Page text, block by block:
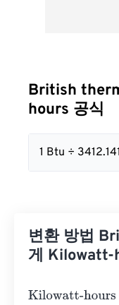
British
hours 공식
1 Btu ÷
변환 방법
게 Kilowatt-
Kilowatt-hours